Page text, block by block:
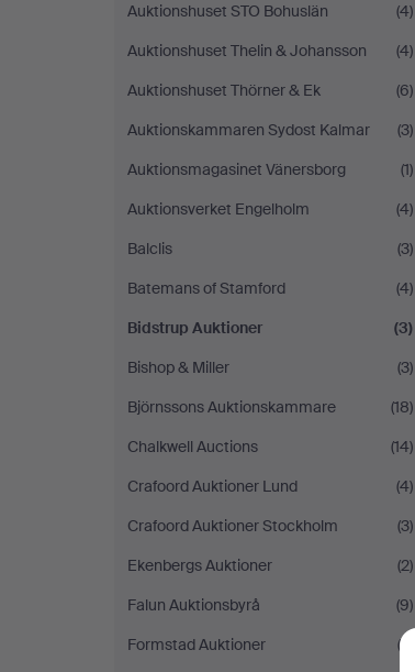
Auktionshuset STO Bohuslän
(4)
Auktionshuset Thelin & Johansson
(4)
Auktionshuset Thörner & Ek
(6)
Auktionskammaren Sydost Kalmar
(3)
Auktionsmagasinet Vänersborg
(1)
Auktionsverket Engelholm
(4)
Balclis
(3)
Batemans of Stamford
(4)
Bidstrup Auktioner
(3)
Bishop & Miller
(3)
Björnssons Auktionskammare
(18)
Chalkwell Auctions
(14)
Crafoord Auktioner Lund
(4)
Crafoord Auktioner Stockholm
(3)
Ekenbergs Auktioner
(2)
Falun Auktionsbyrå
(9)
Formstad Auktioner
(3)